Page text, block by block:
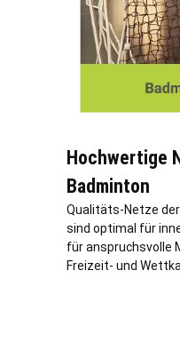
Hochwertige
Badminton
Qualitäts-Netze
sind optimal für
für anspruchsvolle
Freizeit- und